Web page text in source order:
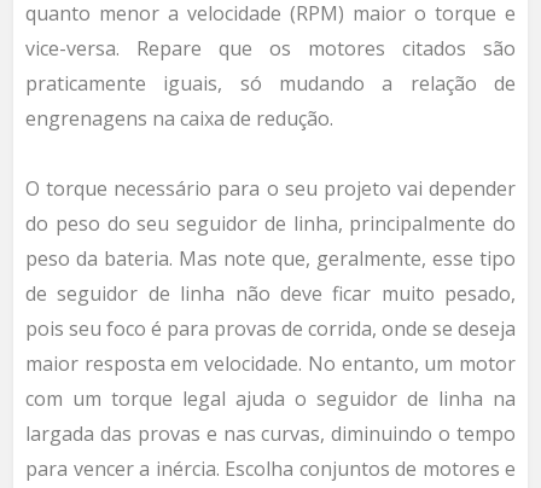
quanto menor a velocidade (RPM) maior o torque e
vice-versa. Repare que os motores citados são
praticamente iguais, só mudando a relação de
engrenagens na caixa de redução.
O torque necessário para o seu projeto vai depender
do peso do seu seguidor de linha, principalmente do
peso da bateria. Mas note que, geralmente, esse tipo
de seguidor de linha não deve ficar muito pesado,
pois seu foco é para provas de corrida, onde se deseja
maior resposta em velocidade. No entanto, um motor
com um torque legal ajuda o seguidor de linha na
largada das provas e nas curvas, diminuindo o tempo
para vencer a inércia. Escolha conjuntos de motores e